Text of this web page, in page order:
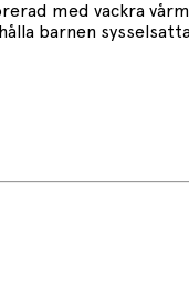
med vackra
barnen